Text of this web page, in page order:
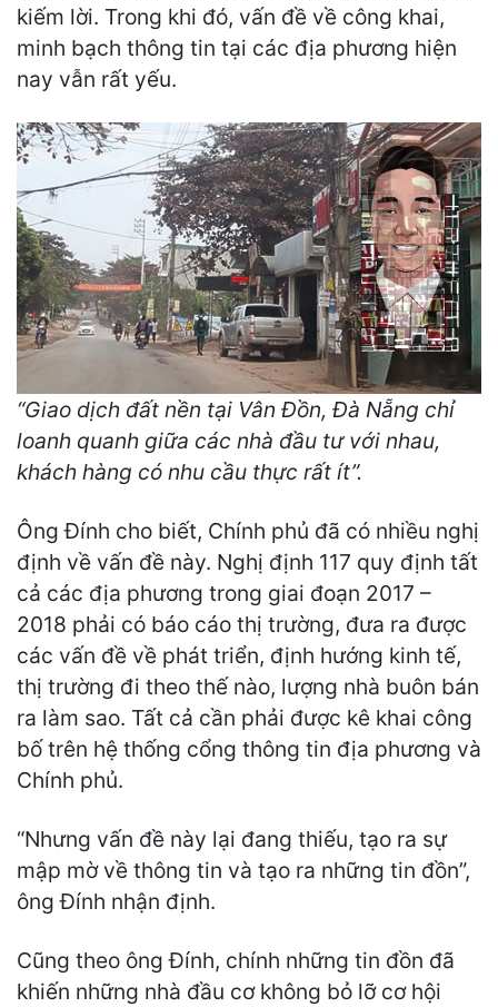
kiếm lời. Trong khi đó, vấn đề về công khai,
minh bạch thông tin tại các địa phương hiện
nay vẫn rất yếu.
“Giao dịch đất nền tại Vân Đồn, Đà Nẵng chỉ
loanh quanh giữa các nhà đầu tư với nhau,
khách hàng có nhu cầu thực rất ít”.
Ông Đính cho biết, Chính phủ đã có nhiều nghị
định về vấn đề này. Nghị định 117 quy định tất
cả các địa phương trong giai đoạn 2017 –
2018 phải có báo cáo thị trường, đưa ra được
các vấn đề về phát triển, định hướng kinh tế,
thị trường đi theo thế nào, lượng nhà buôn bán
ra làm sao. Tất cả cần phải được kê khai công
bố trên hệ thống cổng thông tin địa phương và
Chính phủ.
“Nhưng vấn đề này lại đang thiếu, tạo ra sự
mập mờ về thông tin và tạo ra những tin đồn”,
ông Đính nhận định.
Cũng theo ông Đính, chính những tin đồn đã
khiến những nhà đầu cơ không bỏ lỡ cơ hội